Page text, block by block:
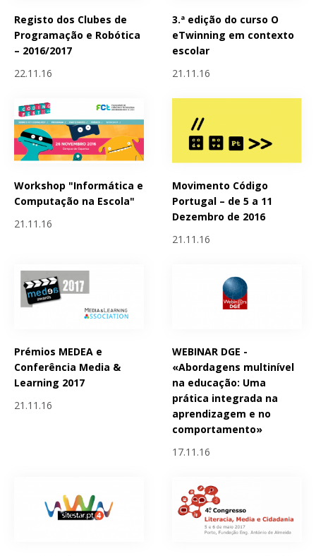
Registo dos Clubes de
Programação e Robótica
– 2016/2017
22.11.16
3.ª edição do curso O
eTwinning em contexto
escolar
21.11.16
Workshop "Informática e
Computação na Escola"
21.11.16
Movimento Código
Portugal – de 5 a 11
Dezembro de 2016
21.11.16
Prémios MEDEA e
Conferência Media &
Learning 2017
21.11.16
WEBINAR DGE -
«Abordagens multinível
na educação: Uma
prática integrada na
aprendizagem e no
comportamento»
17.11.16